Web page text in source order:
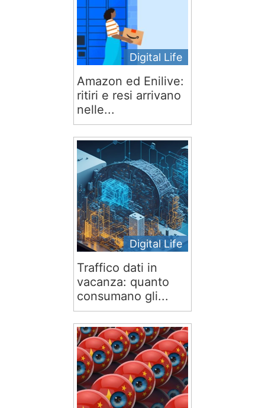
Digital Life
Amazon ed Enilive:
ritiri e resi arrivano
nelle...
Digital Life
Traffico dati in
vacanza: quanto
consumano gli...